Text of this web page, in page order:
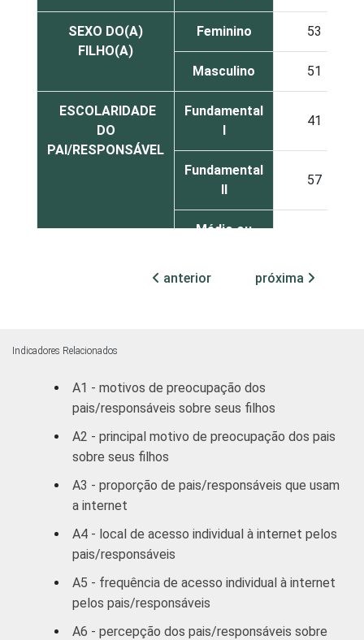
SEXO DO(A)
FILHO(A)
Feminino 53
Masculino 51
ESCOLARIDADE
DO
PAI/RESPONSÁVEL
Fundamental
I
41
Fundamental
II
57
Médio ou
15-16
RENDA FAMILIAR Até 1 SM 49
Mais de 1
Mais de 3
SM
anterior próxima
Indicadores Relacionados
A1 - motivos de preocupação dos
pais/responsáveis sobre seus filhos
A2 - principal motivo de preocupação dos pais
sobre seus filhos
A3 - proporção de pais/responsáveis que usam
a internet
A4 - local de acesso individual à internet pelos
pais/responsáveis
A5 - frequência de acesso individual à internet
pelos pais/responsáveis
A6 - percepção dos pais/responsáveis sobre